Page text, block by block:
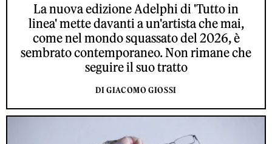
La nuova edizione Adelphi di 'Tutto in
linea' mette davanti a un'artista che mai,
come nel mondo squassato del 2026, è
sembrato contemporaneo. Non rimane che
seguire il suo tratto
DI GIACOMO GIOSSI